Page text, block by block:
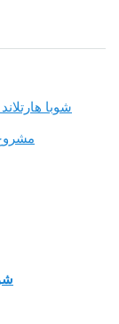
شوبا
شوبا